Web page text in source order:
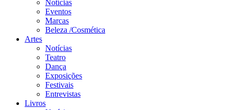
Notícias
Eventos
Marcas
Beleza /Cosmética
Artes
Notícias
Teatro
Dança
Exposições
Festivais
Entrevistas
Livros